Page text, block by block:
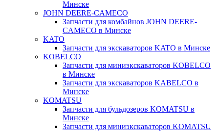
Минске
JOHN DEERE-CAMECO
Запчасти для комбайнов JOHN DEERE-
CAMECO в Минске
KATO
Запчасти для экскаваторов KATO в Минске
KOBELCO
Запчасти для миниэкскаваторов KOBELCO
в Минске
Запчасти для экскаваторов KABELCO в
Минске
KOMATSU
Запчасти для бульдозеров KOMATSU в
Минске
Запчасти для миниэкскаваторов KOMATSU